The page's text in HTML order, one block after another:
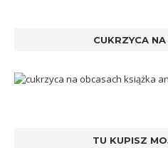
CUKRZYCA
TU KUPISZ